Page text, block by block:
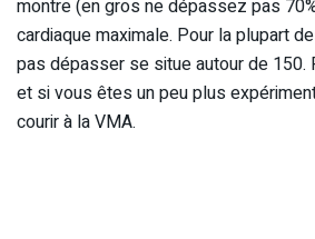
montre (en gros ne dépassez pas
cardiaque maximale. Pour la plupart
pas dépasser se situe autour de
et si vous êtes un peu plus
courir à la VMA.